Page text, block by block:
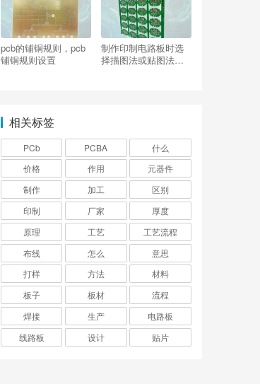
pcb的铺铜规则，pcb
铺铜规则设置
制作印制电路板时选
择描图法或贴图法的
相关标签
PCb PCBA
什么
价格
作用
元器件
制作
加工
区别
印制
厂家
厚度
原理
工艺
工艺流程
布线
怎么
意思
打样
方法
材料
板子
板材
流程
焊接
生产
电路板
线路板
设计 贴片